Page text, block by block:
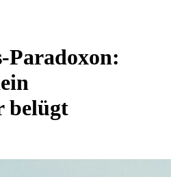
Paradoxon:
belügt